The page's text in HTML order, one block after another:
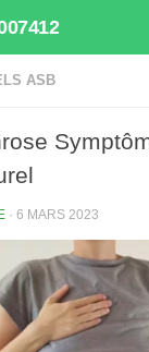
ASB
· 6 MARS 2023